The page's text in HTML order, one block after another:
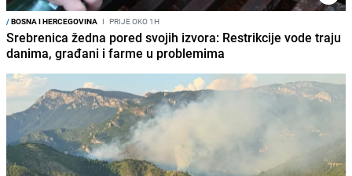
/BOSNA I HERCEGOVINA I PRIJE OKO 1H
Srebrenica žedna pored svojih izvora: Restrikcije vode traju
danima, građani i farme u problemima